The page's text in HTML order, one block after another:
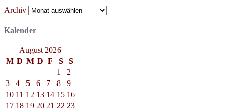
Archiv
Kalender
August 2026
M D M D F S
S
1
2
3
4 5 6 7 8
9
10 11 12 13 14 15 16
17 18 19 20 21 22 23